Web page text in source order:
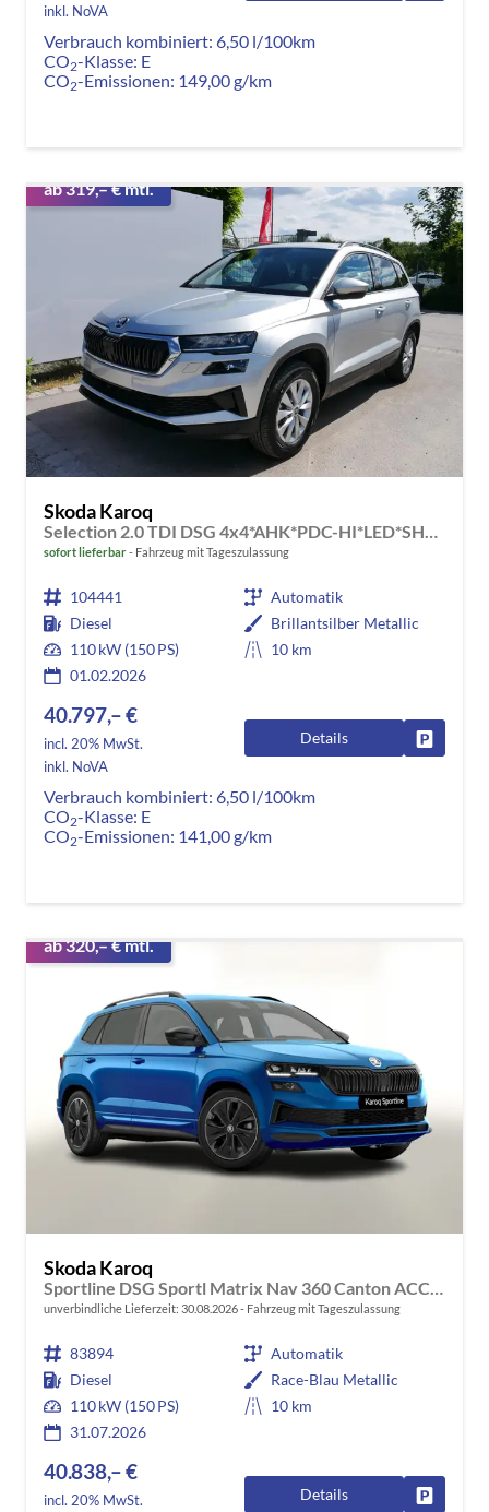
inkl. NoVA
Verbrauch kombiniert: 6,50 l/100km
CO2-Klasse: E
CO2-Emissionen: 149,00 g/km
ab 319,– € mtl.
Skoda Karoq
Selection 2.0 TDI DSG 4x4*AHK*PDC-HI*LED*SHZ*SMARTLINK*TEMPOMAT
sofort lieferbar Fahrzeug mit Tageszulassung
104441
Automatik
Diesel
Brillantsilber Metallic
110 kW (150 PS)
10 km
01.02.2026
40.797,– €
incl. 20% MwSt.
inkl. NoVA
Details
Verbrauch kombiniert: 6,50 l/100km
CO2-Klasse: E
CO2-Emissionen: 141,00 g/km
ab 320,– € mtl.
Skoda Karoq
Sportline DSG Sportl Matrix Nav 360 Canton ACC Kessy
unverbindliche Lieferzeit: 30.08.2026 Fahrzeug mit Tageszulassung
83894
Automatik
Diesel
Race-Blau Metallic
110 kW (150 PS)
10 km
31.07.2026
40.838,– €
incl. 20% MwSt. Details